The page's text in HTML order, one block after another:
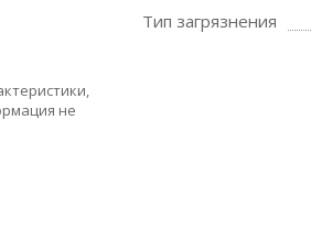
Тип загрязнения
не